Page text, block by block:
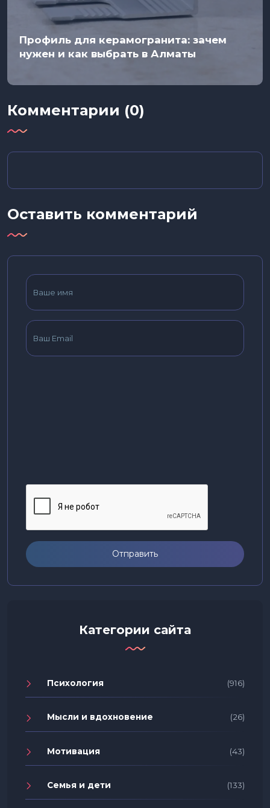
Профиль для керамогранита: зачем
нужен и как выбрать в Алматы
Комментарии (0)
Оставить комментарий
Отправить
Категории сайта
Психология (916)
Мысли и вдохновение (26)
Мотивация (43)
Семья и дети (133)